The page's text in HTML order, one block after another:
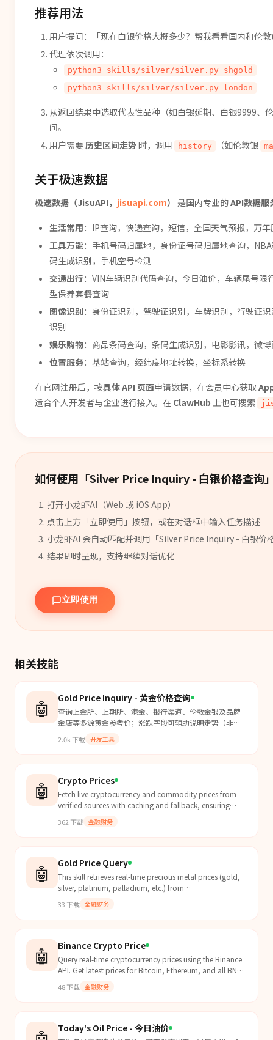
推荐用法
用户提问：「现在白银价格大概多少？帮我看看国内和伦
代理依次调用：
python3 skills/silver/silver.py shgold
python3 skills/silver/silver.py london
从返回结果中选取代表性品种（如白银延期、白银9999、
间。
用户需要历史区间走势 时，调用 history （如伦敦银
关于极速数据
极速数据（JisuAPI， jisuapi.com） 是国内专业的API数据服
生活常用：IP查询，快递查询，短信，全国天气预报，万
工具万能：手机号码归属地，身份证号码归属地查询，
码生成识别，手机空号检测
交通出行：VIN车辆识别代码查询，今日油价，车辆尾号
型保养套餐查询
图像识别：身份证识别，驾驶证识别，车牌识别，行驶证
识别
娱乐购物：商品条码查询，条码生成识别，电影影讯，微
位置服务：基站查询，经纬度地址转换，坐标系转换
在官网注册后，按具体 API 页面申请数据，在会员中心获取
适合个人开发者与企业进行接入。在 ClawHub 上也可搜索
如何使用「Silver Price Inquiry - 白银价格查询
打开小龙虾AI（Web 或 iOS App）
点击上方「立即使用」按钮，或在对话框中输入任务描述
小龙虾AI 会自动匹配并调用「Silver Price Inquiry - 白银价
结果即时呈现，支持继续对话优化
立即使用
相关技能
🤖 Gold Price Inquiry - 黄金价格查询
查询上金所、上期所、港金、银行渠道、伦敦金银及品牌
金店等多源黄金参考价；涨跌字段可辅助说明走势（非投
么价？周大福金价？伦敦金走势怎样？或类似金价问题
时，使用本技能。
2.0k下载 开发工具
🤖 Crypto Prices
Fetch live cryptocurrency and commodity prices from
verified sources with caching and fallback, ensuring
362 下载 金融财务
🤖 Gold Price Query
This skill retrieves real-time precious metal prices (gold,
silver, platinum, palladium, etc.) from
prices...
33 下载 金融财务
🤖 Binance Crypto Price
Query real-time cryptocurrency prices using the Binance
API. Get latest prices for Bitcoin, Ethereum, and all BN
48下载 金融财务
Today's Oil Price - 今日油价